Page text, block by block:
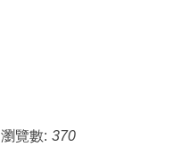
瀏覽數: 370